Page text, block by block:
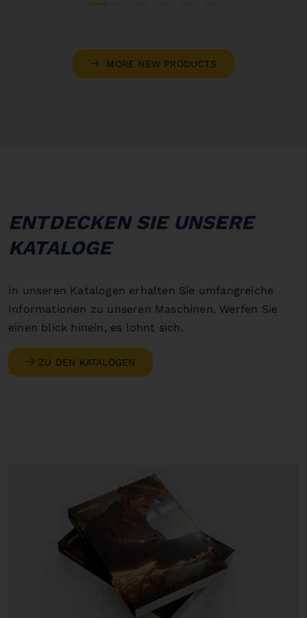
MORE NEW PRODUCTS
ENTDECKEN SIE UNSERE
KATALOGE
In unseren Katalogen erhalten Sie umfangreiche
Informationen zu unseren Maschinen. Werfen Sie
einen blick hinein, es lohnt sich.
ZU DEN KATALOGEN